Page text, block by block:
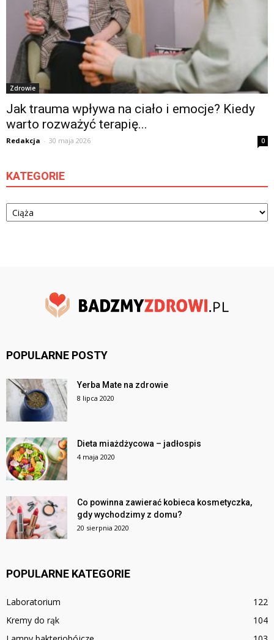
Zdrowie
Jak trauma wpływa na ciało i emocje? Kiedy
warto rozważyć terapię...
Redakcja - 30 maja 2026 0
KATEGORIE
Kategorie
POPULARNE POSTY
Yerba Mate na zdrowie
8 lipca 2020
Dieta miażdżycowa – jadłospis
4 maja 2020
Co powinna zawierać kobieca kosmetyczka,
gdy wychodzimy z domu?
20 sierpnia 2020
POPULARNE KATEGORIE
Laboratorium
122
Kremy do rąk
104